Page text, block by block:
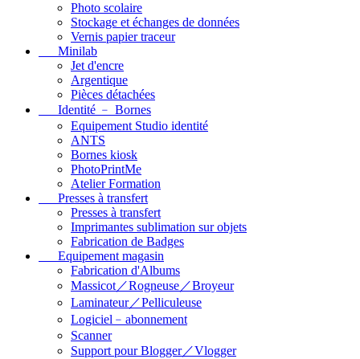
Photo scolaire
Stockage et échanges de données
Vernis papier traceur
Minilab
Jet d'encre
Argentique
Pièces détachées
Identité ﹣ Bornes
Equipement Studio identité
ANTS
Bornes kiosk
PhotoPrintMe
Atelier Formation
Presses à transfert
Presses à transfert
Imprimantes sublimation sur objets
Fabrication de Badges
Equipement magasin
Fabrication d'Albums
Massicot／Rogneuse／Broyeur
Laminateur／Pelliculeuse
Logiciel﹣abonnement
Scanner
Support pour Blogger／Vlogger